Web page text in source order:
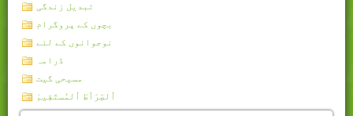
تبدیل زندگی
بچوں کے پروگرام
نوجوانوں کے لئے
ڈرامہ
مسیحی گیت
اُلصِّرَٲطَ اُلمُستَقِيمَ